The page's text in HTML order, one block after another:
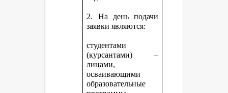
2. На день подачи
заявки являются:
студентами
(курсантами) –
лицами,
осваивающими
образовательные